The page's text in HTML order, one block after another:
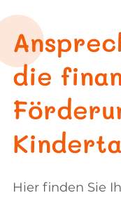
die
Hier finden Sie